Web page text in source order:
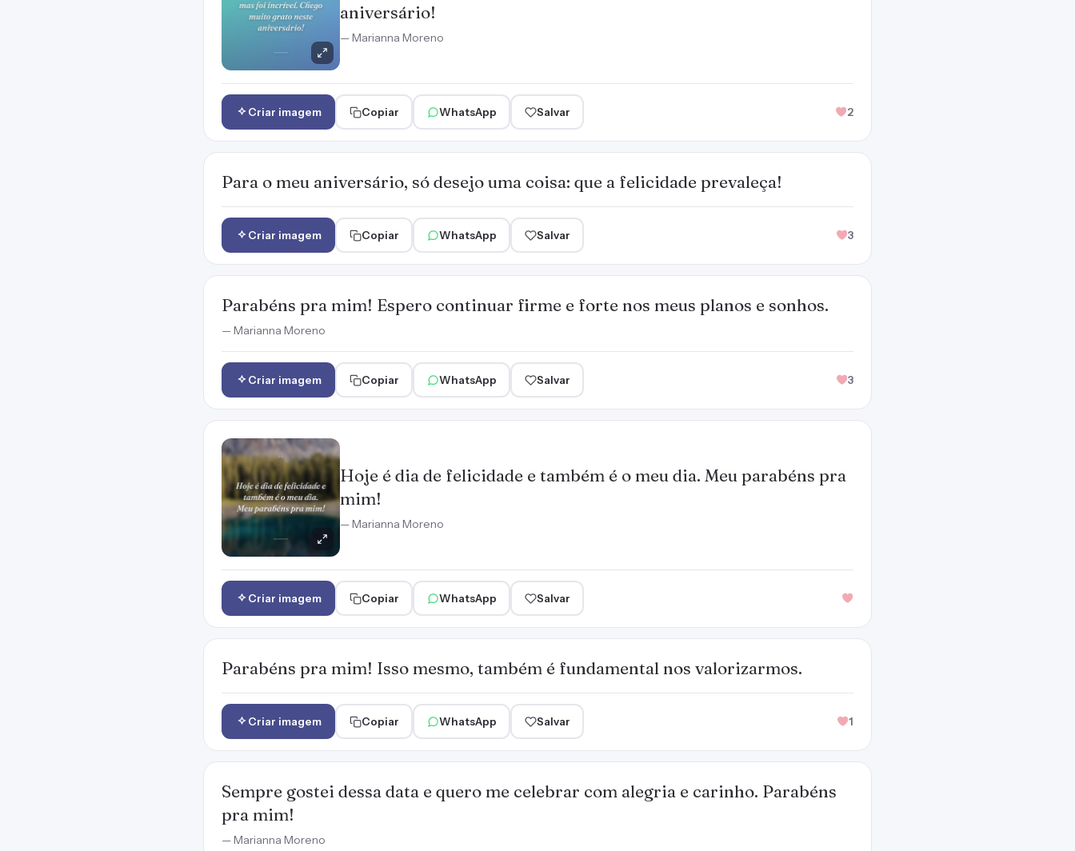
aniversário!
— Marianna Moreno
Criar imagem Copiar WhatsApp Salvar 2
Para o meu aniversário, só desejo uma coisa: que a felicidade prevaleça!
Criar imagem Copiar WhatsApp Salvar 3
Parabéns pra mim! Espero continuar firme e forte nos meus planos e sonhos.
— Marianna Moreno
Criar imagem Copiar WhatsApp Salvar 3
Hoje é dia de felicidade e também é o meu dia. Meu parabéns pra
mim!
— Marianna Moreno
Criar imagem Copiar WhatsApp Salvar
Parabéns pra mim! Isso mesmo, também é fundamental nos valorizarmos.
Criar imagem Copiar WhatsApp Salvar 1
Sempre gostei dessa data e quero me celebrar com alegria e carinho. Parabéns
pra mim!
— Marianna Moreno